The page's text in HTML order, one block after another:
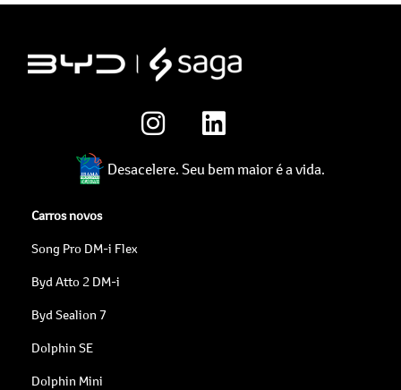
Desacelere. Seu bem maior é a vida.
Carros novos
Song Pro DM-i Flex
Byd Atto 2 DM-i
Byd Sealion 7
Dolphin SE
Dolphin Mini